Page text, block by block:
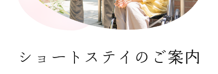
ショートステイのご案内